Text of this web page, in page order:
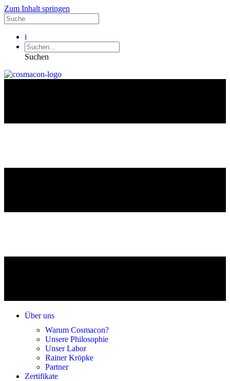
Zum Inhalt springen
i
Suchen
Über uns
Warum Cosmacon?
Unsere Philosophie
Unser Labor
Rainer Kröpke
Partner
Zertifikate